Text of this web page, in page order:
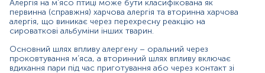
виникненню алергічної реакції.
Дослідження Специфічні IgE, курка (f83) виконується
методом ІmmunoCAP – «золотий стандарт»
алергодіагностики.
Переваги методики ІmmunoCAP:
Алергія на м’ясо птиці може бути класифікована як
первинна (справжня) харчова алергія та вторинна харчова
алергія, що виникає через перехресну реакцію на
сироваткові альбуміни інших тварин.
Основний шлях впливу алергену – оральний через
проковтування м’яса, а вторинний шлях впливу включає
вдихання пари під час приготування або через контакт зі